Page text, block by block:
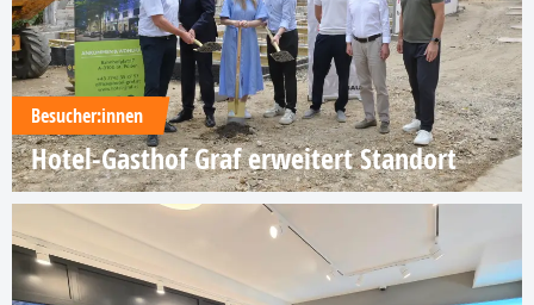
Besucher:innen
Hotel-Gasthof Graf erweitert Standort